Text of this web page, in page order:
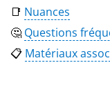
📑 Nuances
🤔 Questions
📋 Matériaux